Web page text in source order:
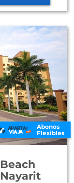
Abonos
Flexibles